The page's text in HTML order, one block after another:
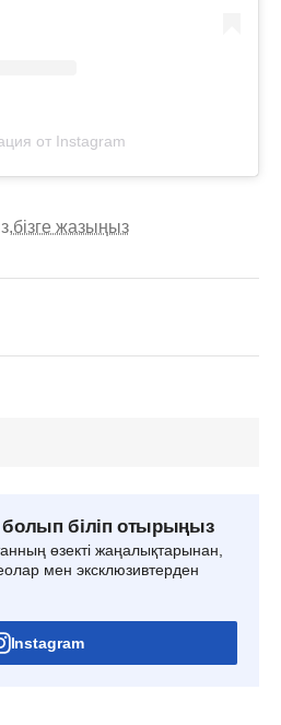
от Instagram
бізге жазыңыз
болып біліп отырыңыз
өзекті жаңалықтарынан,
мен эксклюзивтерден
Instagram